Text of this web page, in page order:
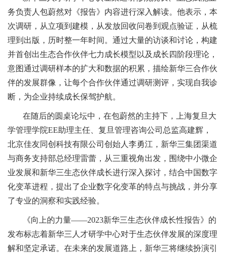
务负责人包蔚然对《报告》内容进行深入解读。他表示，本
次调研，从立项到建模，从发放回收问卷到观点验证，从梳
理到出版，历时整一年时间。通过大量的访谈和讨论，构建
并首创出生态合作伙伴七力成长模型以及成长四阶段理论，
意图通过调研样本的扩大和数据的积累，描绘新华三合作伙
伴的发展群像，让每个合作伙伴通过调研测评，实现自我诊
断，为企业持续成长保驾护航。
在随后的圆桌论坛中，在包蔚然的主持下，上海复旦大
学管理学院EE助理主任、复旦管理咨询公司总监高建辉，
北京佳友同创科技有限公司创始人李勇江，新华三集团渠道
与商务支持部总经理雷蕾，从三重视角出发，围绕中小微企
业发展和新华三生态伙伴成长进行深入探讨，结合中国数字
化变革进程，提出了企业数字化变革的特点与挑战，并分享
了专业的洞察和实践经验。
《向上的力量——2023新华三生态伙伴成长性报告》的
发布标志着新华三人才研学中心对于生态伙伴发展的深度理
解和坚定承诺。在未来的发展道路上，新华三将继续扮演引